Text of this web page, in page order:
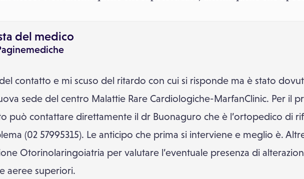
del medico
contatto e mi scuso del ritardo con cui si risponde ma è stato
sede del centro Malattie Rare Cardiologiche-MarfanClinic. Per il
può contattare direttamente il dr Buonaguro che è l’ortopedico di
(02 57995315). Le anticipo che prima si interviene e meglio è.
Otorinolaringoiatria per valutare l’eventuale presenza di
aeree superiori.